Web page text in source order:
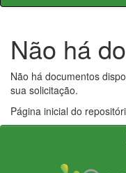
Não há
Não há documentos
sua solicitação.
Página inicial do